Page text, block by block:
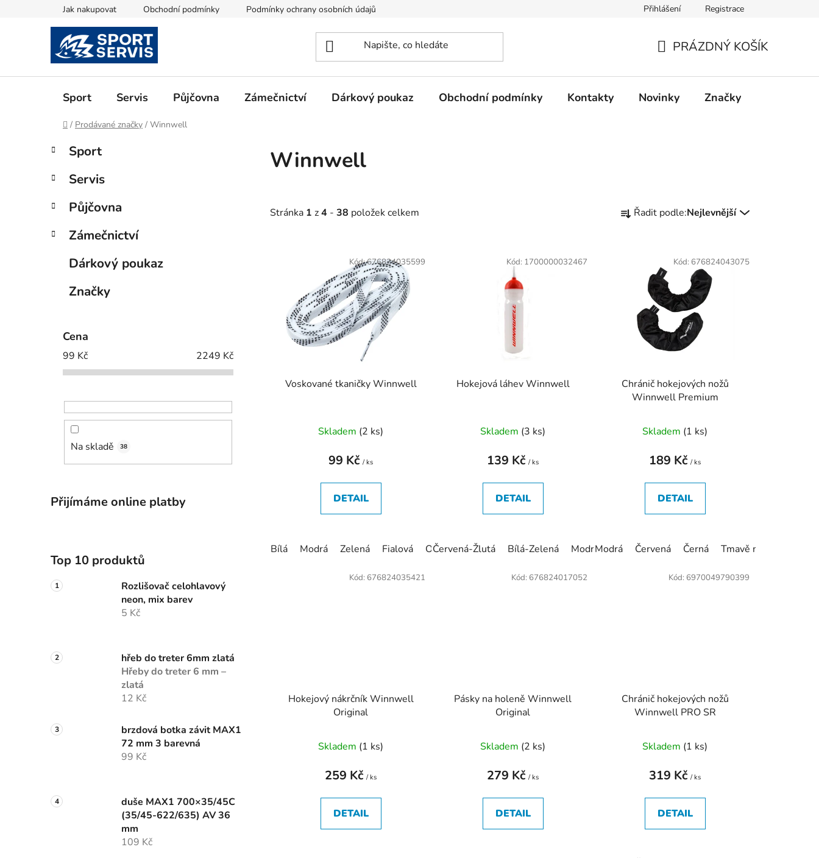
Jak nakupovat Obchodní podmínky Podmínky ochrany osobních údajů Přihlášení Registrace
KOŠÍK
PRÁZDNÝ KOŠÍK
Sport Servis Půjčovna Zámečnictví Dárkový poukaz Obchodní podmínky Kontakty Novinky Značky
Domů
/ Prodávané značky / Winnwell
P
s
r
n
Přeskočit
kategorie
K
a
e
o
i
Sport
Servis
Půjčovna
Zámečnictví
Dárkový poukaz
Značky
Cena
99 Kč 2249 Kč
Na skladě 38
Přijímáme online platby
Top 10 produktů
Rozlišovač celohlavový
neon, mix barev
5 Kč
hřeb do treter 6mm zlatá
Hřeby do treter 6 mm –
zlatá
12 Kč
brzdová botka závit MAX1
72 mm 3 barevná
99 Kč
duše MAX1 700×35/45C
(35/45-622/635) AV 36
mm
109 Kč
Winnwell
Stránka 1 z4 - 38 položek celkem
a
k
t
Řadit podle:Nejlevnější
Voskované tkaničky Winnwell
Skladem (2 ks)
99 Kč/ ks
DETAIL
Bílá Modrá Zelená Fialová Oranžová Červená Žlutá Černá Šedá Růžová Světle modrá
Kód:676824035599
Hokejová láhev Winnwell
Skladem (3 ks)
139 Kč/ ks
DETAIL
Červená-Žlutá Bílá-Zelená Modrá-Žlutá Bílá-Černá-Oranžová
Kód: 1700000032467
Chránič hokejových nožů
Winnwell Premium
Skladem (1 ks)
189 Kč/ ks
DETAIL
Modrá Červená Černá Tmavě modrá
Kód: 676824043075
Hokejový nákrčník Winnwell
Original
Skladem (1 ks)
259 Kč/ ks
DETAIL
Kód: 676824035421
Pásky na holeně Winnwell
Original
Skladem (2 ks)
279 Kč/ ks
DETAIL
Kód: 676824017052
Chránič hokejových nožů
Winnwell PRO SR
Skladem (1 ks)
319 Kč/ ks
DETAIL
Kód: 6970049790399